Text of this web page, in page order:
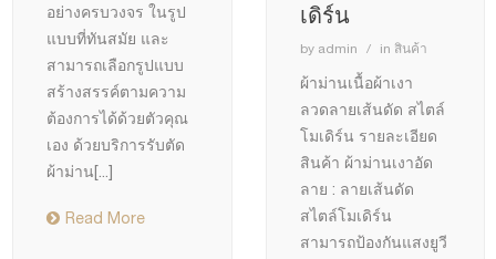
อย่างครบวงจร ในรูป
แบบที่ทันสมัย และ
สามารถเลือกรูปแบบ
สร้างสรรค์ตามความ
ต้องการได้ด้วยตัวคุณ
เอง ด้วยบริการรับตัด
ผ้าม่าน[...]
Read More
เดิร์น
by admin in สินค้า
ผ้าม่านเนื้อผ้าเงา
ลวดลายเส้นดัด สไตล์
โมเดิร์น รายละเอียด
สินค้า ผ้าม่านเงาอัด
ลาย : ลายเส้นดัด
สไตล์โมเดิร์น
สามารถป้องกันแสงยูวี